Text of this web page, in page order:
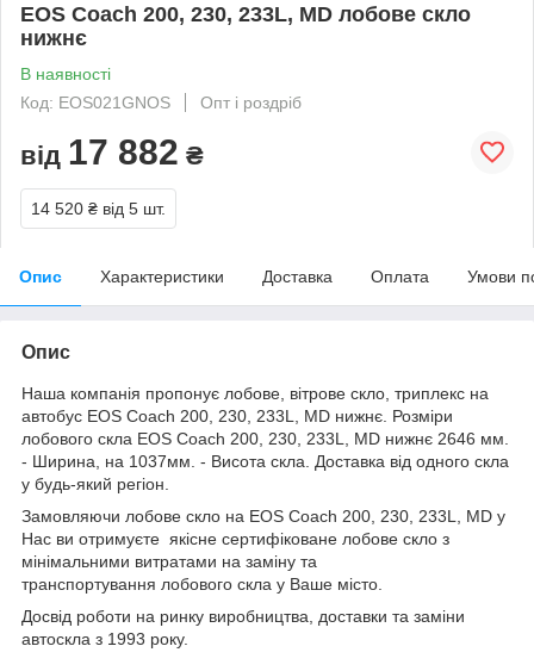
EOS Coach 200, 230, 233L, MD лобове скло
нижнє
В наявності
Код: EOS021GNOS
Опт і роздріб
від 17 882 ₴
14 520 ₴ від 5 шт.
Опис Характеристики Доставка Оплата Умови
Опис
Наша компанія пропонує лобове, вітрове скло, триплекс на
автобус EOS Coach 200, 230, 233L, MD нижнє. Розміри
лобового скла EOS Coach 200, 230, 233L, MD нижнє 2646 мм.
- Ширина, на 1037мм. - Висота скла. Доставка від одного скла
у будь-який регіон.
Замовляючи лобове скло на EOS Coach 200, 230, 233L, MD у
Нас ви отримуєте якісне сертифіковане лобове скло з
мінімальними витратами на заміну та
транспортування лобового скла у Ваше місто.
Досвід роботи на ринку виробництва, доставки та заміни
автоскла з 1993 року.